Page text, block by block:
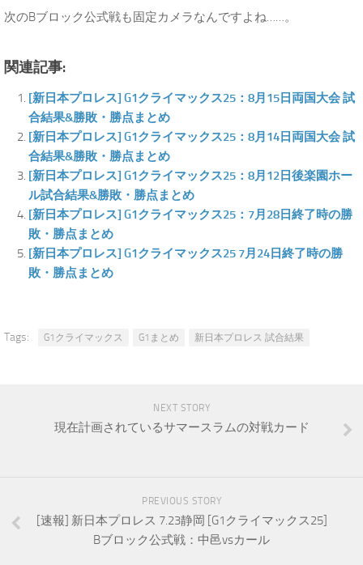
次のBブロック公式戦も固定カメラなんですよね……。
関連記事:
[新日本プロレス] G1クライマックス25：8月15日両国大会 試
合結果&勝敗・勝点まとめ
[新日本プロレス] G1クライマックス25：8月14日両国大会 試
合結果&勝敗・勝点まとめ
[新日本プロレス] G1クライマックス25：8月12日後楽園ホー
ル試合結果&勝敗・勝点まとめ
[新日本プロレス] G1クライマックス25：7月28日終了時の勝
敗・勝点まとめ
[新日本プロレス] G1クライマックス25 7月24日終了時の勝
敗・勝点まとめ
Tags: G1クライマックス G1まとめ 新日本プロレス 試合結果
NEXT STORY
現在計画されているサマースラムの対戦カード
PREVIOUS STORY
[速報] 新日本プロレス 7.23静岡 [G1クライマックス25]
Bブロック公式戦：中邑vsカール